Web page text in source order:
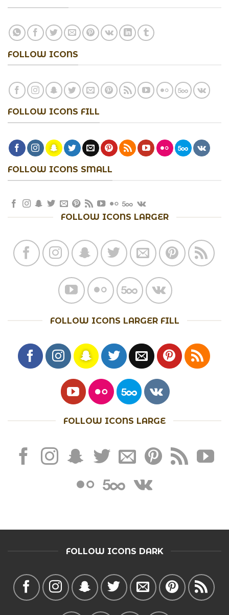
FOLLOW ICONS
FOLLOW ICONS FILL
FOLLOW ICONS SMALL
FOLLOW ICONS LARGER
FOLLOW ICONS LARGER FILL
FOLLOW ICONS LARGE
FOLLOW ICONS DARK